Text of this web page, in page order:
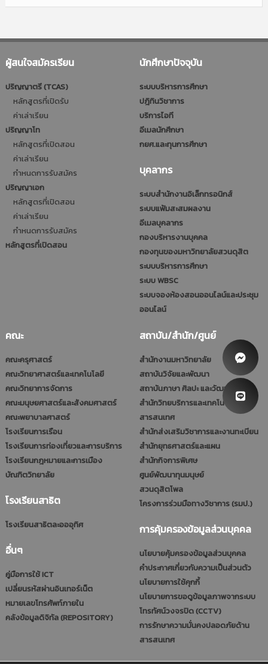
ผู้สนใจสมัครเรียน
ปริญญาตรี (TCAS)
หลักสูตรที่เปิดรับ
ค่าเล่าเรียน
ปริญญาโท
หลักสูตรที่เปิดสอน
ค่าเล่าเรียน
กำหนดการรับสมัคร
ปริญญาเอก
หลักสูตรที่เปิดสอน
ค่าเล่าเรียน
กำหนดการรับสมัคร
หลักสูตรที่เปิดสอน
นักศึกษาปัจจุบัน
ระบบบริหารการศึกษา
ปฎิทินวิชาการ
บริการไอที
อีเมลนักศึกษา
กยศ.และทุนการศึกษา
บุคลากร
ระบบสำนักงานอิเล็กทรอนิกส์
ระบบแฟ้มสะสมผลงาน
อีเมลบุคลากร
กองบริหารงานบุคคล
กองทุนของมหาวิทยาลัยสวนดุสิต
ระบบบริหารการศึกษา
ระบบ WBSC
ระบบจองห้องสอนออนไลน์และประชุม
ออนไลน์
คณะ
คณะครุศาสตร์
คณะวิทยาศาสตร์และเทคโนโลยี
คณะวิทยาการจัดการ
คณะมนุษยศาสตร์และสังคมศาสตร์
คณะพยาบาลศาสตร์
โรงเรียนการเรือน
โรงเรียนการท่องเที่ยวและการบริการ
โรงเรียนกฎหมายและการเมือง
บัณฑิตวิทยาลัย
โรงเรียนสาธิต
โรงเรียนสาธิตละอออุทิศ
อื่นๆ
คู่มือการใช้ ICT
เปลี่ยนรหัสผ่านอินเทอร์เน็ต
หมายเลขโทรศัพท์ภายใน
คลังข้อมูลดิจิทัล (REPOSITORY)
สถาบัน/สำนัก/ศูนย์
สำนักงานมหาวิทยาลัย
สถาบันวิจัยและพัฒนา
สถาบันภาษา ศิลปะ และวัฒนธรรม
สำนักวิทยบริการและเทคโนโลยี
สารสนเทศ
สำนักส่งเสริมวิชาการและงานทะเบียน
สำนักยุทธศาสตร์และแผน
สำนักกิจการพิเศษ
ศูนย์พัฒนาทุนมนุษย์
สวนดุสิตโพล
โครงการร่วมมือทางวิชาการ (รมป.)
การคุ้มครองข้อมูลส่วนบุคคล
นโยบายคุ้มครองข้อมูลส่วนบุคคล
คำประกาศเกี่ยวกับความเป็นส่วนตัว
นโยบายการใช้คุกกี้
นโยบายการขอดูข้อมูลภาพจากระบบ
โทรทัศน์วงจรปิด (CCTV)
การรักษาความมั่นคงปลอดภัยด้าน
สารสนเทศ